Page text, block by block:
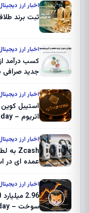
اخبار ارز
ثبت برند
اخبار ارز
کسب درآمد
جدید صرافی
اخبار ارز
استیبل
اتریوم – U.Today راه اندازی می شود
اخبار ارز
عمده ای در
اخبار ارز
سوخت – U.Today